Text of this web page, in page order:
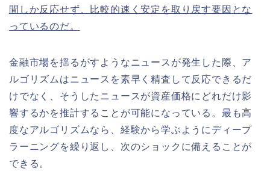
間しか反応せず、比較的速く安定を取り戻す要因とな
っているのだ。
金融市場を揺るがすようなニュースが発生した際、ア
ルゴリズムはニュースを素早く精査して反応できるだ
けでなく、そうしたニュースが資産価格にどれだけ影
響するかを推計することが可能になっている。最も高
度なアルゴリズムなら、経験から学ぶようにディープ
ラーニングを繰り返し、次のショックに備えることが
できる。